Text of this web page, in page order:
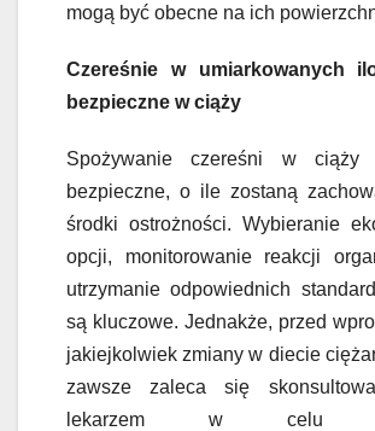
mogą być obecne na ich
Czereśnie w umiarkowanych
bezpieczne w ciąży
Spożywanie czereśni w ciąży
bezpieczne, o ile zostaną
środki ostrożności. Wybieranie
opcji, monitorowanie reakcji
utrzymanie odpowiednich
są kluczowe. Jednakże, przed
jakiejkolwiek zmiany w diecie
zawsze zaleca się
lekarzem w celu